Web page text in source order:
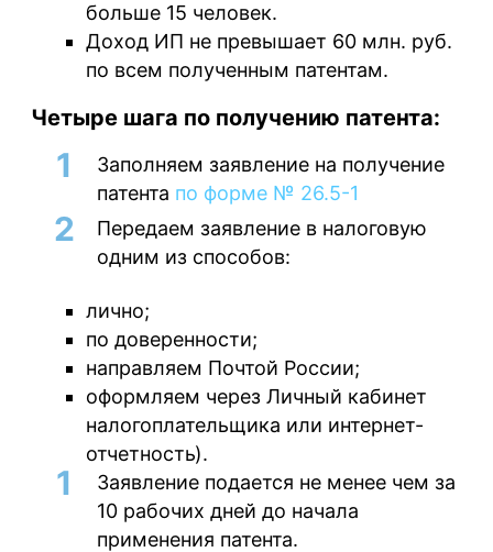
больше 15 человек.
Доход ИП не превышает 60 млн. руб.
по всем полученным патентам.
Четыре шага по получению патента:
Заполняем заявление на получение
патента по форме № 26.5-1
Передаем заявление в налоговую
одним из способов:
лично;
по доверенности;
направляем Почтой России;
оформляем через Личный кабинет
налогоплательщика или интернет-
отчетность).
Заявление подается не менее чем за
10 рабочих дней до начала
применения патента.